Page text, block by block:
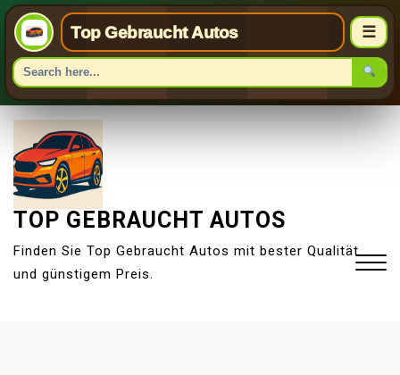
Top Gebraucht Autos ☰
TOP GEBRAUCHT AUTOS
Finden Sie Top Gebraucht Autos mit bester Qualität
und günstigem Preis.